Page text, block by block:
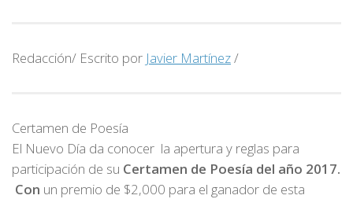
Redacción/ Escrito por Javier Martínez/
Certamen de Poesía
El Nuevo Día da conocer la apertura y reglas para
participación de su Certamen de Poesía del año 2017.
Con un premio de $2,000 para el ganador de esta